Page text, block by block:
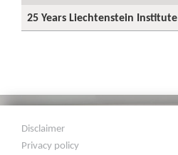
25 Years Liechtenstein Institute
Disclaimer
Privacy policy